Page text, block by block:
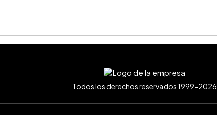
Todos los derechos reservados 1999-2026